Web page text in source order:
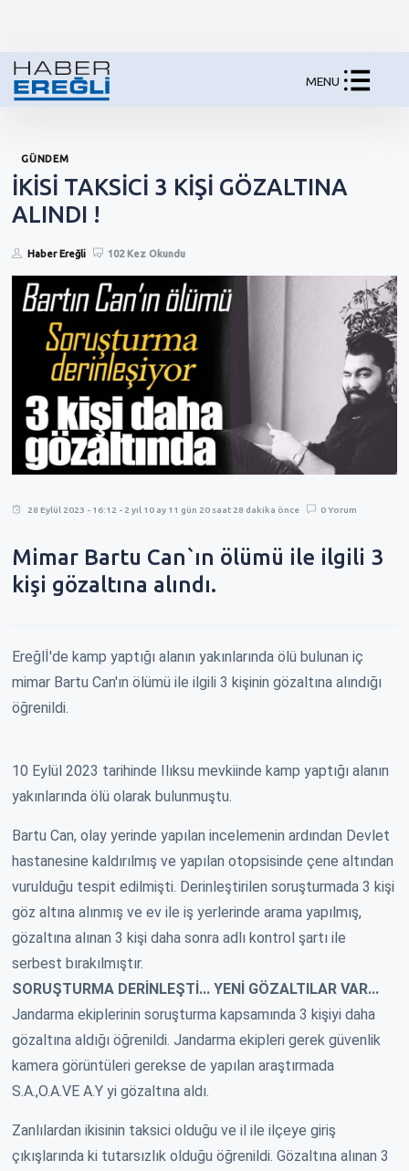
MENU
GÜNDEM
İKİSİ TAKSİCİ 3 KİŞİ GÖZALTINA
ALINDI !
Haber Ereğli 102 Kez Okundu
28 Eylül 2023 - 16:12 - 2 yıl 10 ay 11 gün 20 saat 28 dakika önce 0 Yorum
Mimar Bartu Can`ın ölümü ile ilgili 3
kişi gözaltına alındı.
Ereğlİ'de kamp yaptığı alanın yakınlarında ölü bulunan iç
mimar Bartu Can'ın ölümü ile ilgili 3 kişinin gözaltına alındığı
öğrenildi.
10 Eylül 2023 tarihinde Ilıksu mevkiinde kamp yaptığı alanın
yakınlarında ölü olarak bulunmuştu.
Bartu Can, olay yerinde yapılan incelemenin ardından Devlet
hastanesine kaldırılmış ve yapılan otopsisinde çene altından
vurulduğu tespit edilmişti. Derinleştirilen soruşturmada 3 kişi
göz altına alınmış ve ev ile iş yerlerinde arama yapılmış,
gözaltına alınan 3 kişi daha sonra adlı kontrol şartı ile
serbest bırakılmıştır.
SORUŞTURMA DERİNLEŞTİ... YENİ GÖZALTILAR VAR...
Jandarma ekiplerinin soruşturma kapsamında 3 kişiyi daha
gözaltına aldığı öğrenildi. Jandarma ekipleri gerek güvenlik
kamera görüntüleri gerekse de yapılan araştırmada
S.A.,O.A.VE A.Y yi gözaltına aldı.
Zanlılardan ikisinin taksici olduğu ve il ile ilçeye giriş
çıkışlarında ki tutarsızlık olduğu öğrenildi. Gözaltına alınan 3